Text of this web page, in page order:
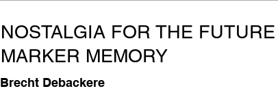
NOSTALGIA FOR THE
MARKER MEMORY
Brecht Debackere